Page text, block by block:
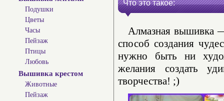
Подушки
Цветы
Часы
Пейзаж
Птицы
Любовь
Вышивка крестом
Животные
Пейзаж
Что это такое:
Алмазная вышивка —
способ создания
нужно быть ни
желания создать
творчества! ;)